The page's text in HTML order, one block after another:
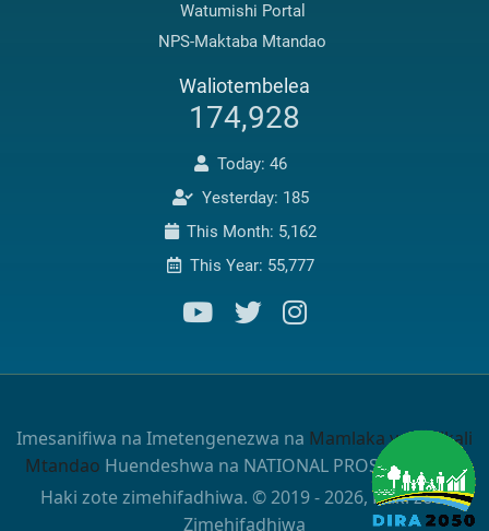
Watumishi Portal
NPS-Maktaba Mtandao
Waliotembelea
174,928
Today: 46
Yesterday: 185
This Month: 5,162
This Year: 55,777
Imesanifiwa na Imetengenezwa na Mamlaka ya Serikali
Mtandao Huendeshwa na NATIONAL PROSECUTIONS
Haki zote zimehifadhiwa. © 2019 - 2026, Haki zote
Zimehifadhiwa